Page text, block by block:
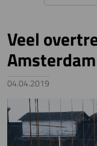
Veel
Amsterdam
04.04.2019
Image